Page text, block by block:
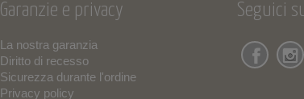
Garanzie e privacy
La nostra garanzia
Diritto di recesso
Sicurezza durante l'ordine
Privacy policy
Seguici